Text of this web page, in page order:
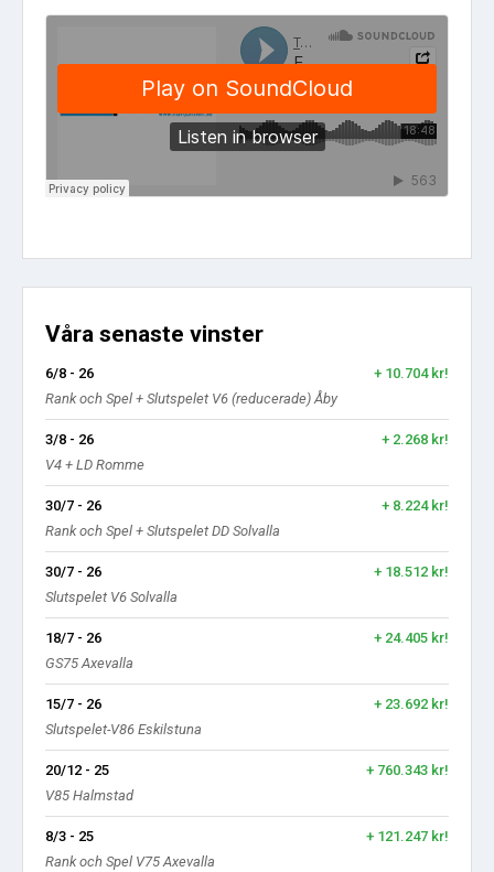
Våra senaste vinster
6/8 - 26
+ 10.704 kr!
Rank och Spel + Slutspelet V6 (reducerade) Åby
3/8 - 26
+ 2.268 kr!
V4 + LD Romme
30/7 - 26
+ 8.224 kr!
Rank och Spel + Slutspelet DD Solvalla
30/7 - 26
+ 18.512 kr!
Slutspelet V6 Solvalla
18/7 - 26
+ 24.405 kr!
GS75 Axevalla
15/7 - 26
+ 23.692 kr!
Slutspelet-V86 Eskilstuna
20/12 - 25
+ 760.343 kr!
V85 Halmstad
8/3 - 25
+ 121.247 kr!
Rank och Spel V75 Axevalla